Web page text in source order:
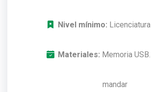
Nivel mínimo: Licenciatura
Materiales: Memoria USB.
mandar